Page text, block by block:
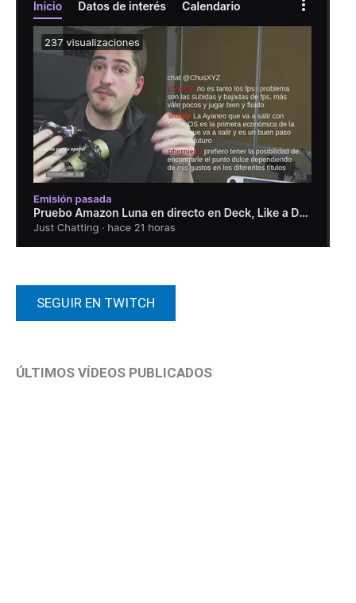
SEGUIR EN TWITCH
ÚLTIMOS VÍDEOS PUBLICADOS